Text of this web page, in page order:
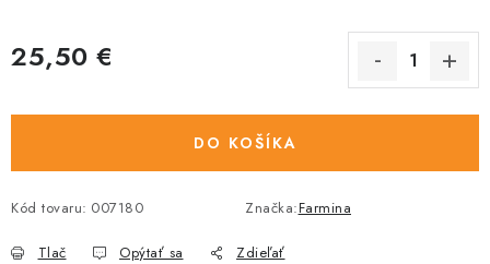
25,50 €
DO KOŠÍKA
Kód tovaru: 007180 Značka:Farmina
Tlač Opýtať sa Zdieľať